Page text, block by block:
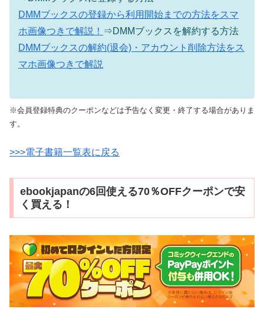
DMMブックスの登録から利用開始までの方法をスマ
ホ画像つきで解説！ ⇒DMMブックスを解約する方法
DMMブックスの解約(退会)・アカウント削除方法をス
マホ画像つきで解説
※会員登録特典のクーポンなどは予告なく変更・終了する場合がありま
す。
>>>電子書籍一覧表に戻る
ebookjapanの6回使える70％OFFクーポンで安
く買える！